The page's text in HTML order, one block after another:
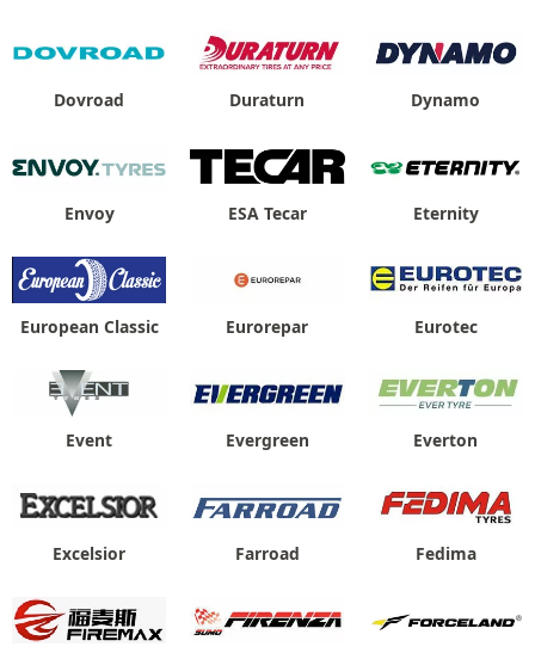
Dovroad Duraturn Dynamo
Envoy ESA Tecar Eternity
European Classic Eurorepar Eurotec
Event Evergreen Everton
Excelsior Farroad Fedima